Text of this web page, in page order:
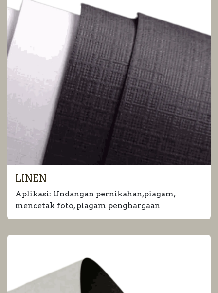
LINEN
Aplikasi: Undangan pernikahan,piagam,
mencetak foto, piagam penghargaan